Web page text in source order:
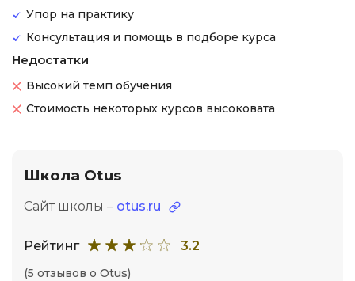
Упор на практику
Консультация и помощь в подборе курса
Недостатки
Высокий темп обучения
Стоимость некоторых курсов высоковата
Школа Otus
Сайт школы – otus.ru
Рейтинг 3.2
(5 отзывов о Otus)